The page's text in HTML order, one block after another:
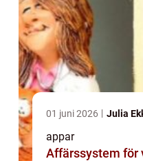
01 juni 2026 Julia
appar
Affärssystem för